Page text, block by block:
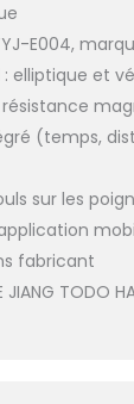
E004,
: elliptique et
(temps,
sur les
fabricant
TODO